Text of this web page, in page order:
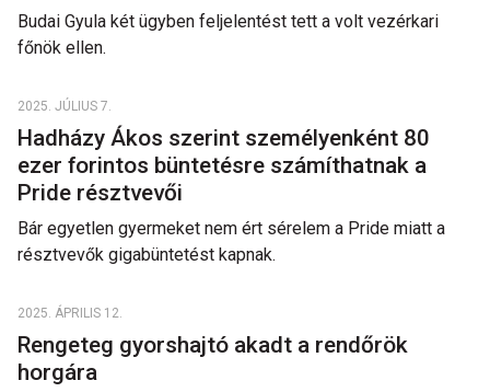
Budai Gyula két ügyben feljelentést tett a volt vezérkari
főnök ellen.
2025. JÚLIUS 7.
Hadházy Ákos szerint személyenként 80
ezer forintos büntetésre számíthatnak a
Pride résztvevői
Bár egyetlen gyermeket nem ért sérelem a Pride miatt a
résztvevők gigabüntetést kapnak.
2025. ÁPRILIS 12.
Rengeteg gyorshajtó akadt a rendőrök
horgára